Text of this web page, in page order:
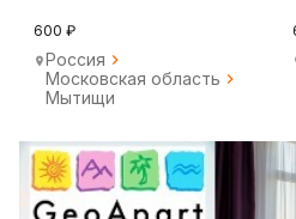
600 ₽
Россия
Московская область
Мытищи